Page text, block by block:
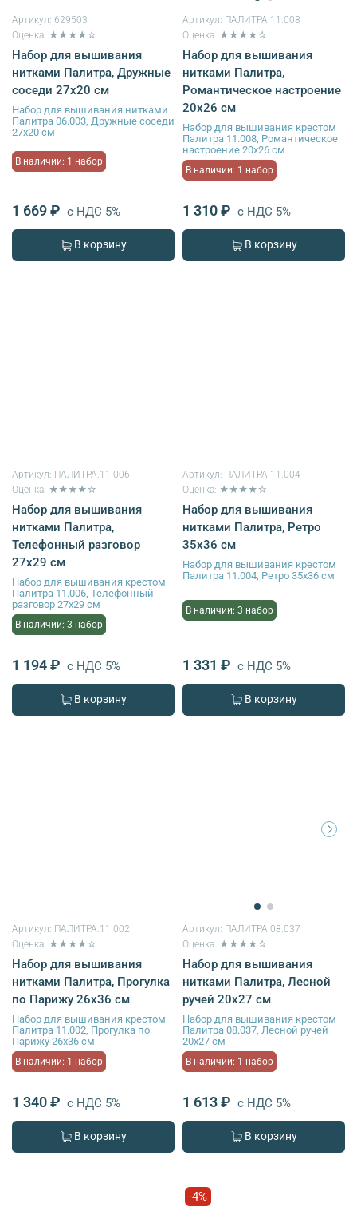
Артикул: 629503
Оценка: ★★★★☆
Набор для вышивания
нитками Палитра, Дружные
соседи 27х20 см
Набор для вышивания нитками
Палитра 06.003, Дружные соседи
27х20 см
В наличии: 1 набор
1 669 ₽ с НДС 5%
В корзину
Артикул: ПАЛИТРА.11.008
Оценка: ★★★★☆
Набор для вышивания
нитками Палитра,
Романтическое настроение
20х26 см
Набор для вышивания крестом
Палитра 11.008, Романтическое
настроение 20х26 см
В наличии: 1 набор
1 310 ₽ с НДС 5%
В корзину
Артикул: ПАЛИТРА.11.006
Оценка: ★★★★☆
Набор для вышивания
нитками Палитра,
Телефонный разговор
27х29 см
Набор для вышивания крестом
Палитра 11.006, Телефонный
разговор 27х29 см
В наличии: 3 набор
1 194 ₽ с НДС 5%
В корзину
Артикул: ПАЛИТРА.11.004
Оценка: ★★★★☆
Набор для вышивания
нитками Палитра, Ретро
35х36 см
Набор для вышивания крестом
Палитра 11.004, Ретро 35х36 см
В наличии: 3 набор
1 331 ₽ с НДС 5%
В корзину
Артикул: ПАЛИТРА.11.002
Оценка: ★★★★☆
Набор для вышивания
нитками Палитра, Прогулка
по Парижу 26х36 см
Набор для вышивания крестом
Палитра 11.002, Прогулка по
Парижу 26х36 см
В наличии: 1 набор
1 340 ₽ с НДС 5%
В корзину
Артикул: ПАЛИТРА.08.037
Оценка: ★★★★☆
Набор для вышивания
нитками Палитра, Лесной
ручей 20х27 см
Набор для вышивания крестом
Палитра 08.037, Лесной ручей
20х27 см
В наличии: 1 набор
1 613 ₽ с НДС 5%
В корзину
-4%